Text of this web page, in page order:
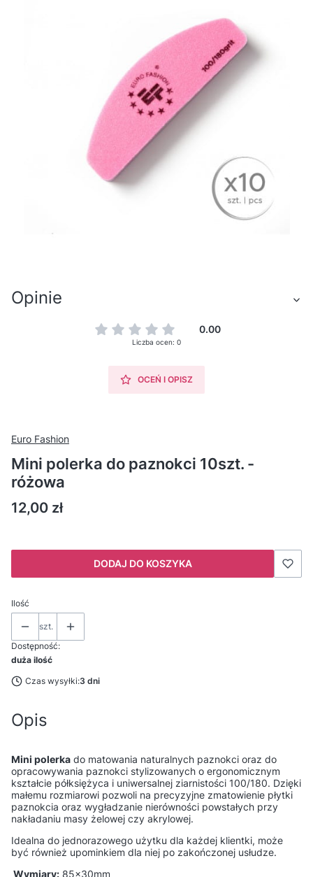
Opinie
0.00
Liczba ocen: 0
OCEŃ I OPISZ
Euro Fashion
Mini polerka do paznokci 10szt. -
różowa
Cena
12,00 zł
DODAJ DO KOSZYKA
Ilość
szt.
Dostępność:
duża ilość
Czas wysyłki:3 dni
Opis
Mini polerka do matowania naturalnych paznokci oraz do
opracowywania paznokci stylizowanych o ergonomicznym
kształcie półksiężyca i uniwersalnej ziarnistości 100/180. Dzięki
małemu rozmiarowi pozwoli na precyzyjne zmatowienie płytki
paznokcia oraz wygładzanie nierówności powstałych przy
nakładaniu masy żelowej czy akrylowej.
Idealna do jednorazowego użytku dla każdej klientki, może
być również upominkiem dla niej po zakończonej usłudze.
Wymiary: 85x30mm